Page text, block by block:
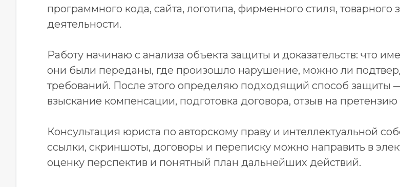
программного кода, сайта, логотипа, фирменного стиля, товарного
деятельности.
Работу начинаю с анализа объекта защиты и доказательств: что
они были переданы, где произошло нарушение, можно ли
требований. После этого определяю подходящий способ защиты
взыскание компенсации, подготовка договора, отзыв на
Консультация юриста по авторскому праву и интеллектуальной
ссылки, скриншоты, договоры и переписку можно направить в
оценку перспектив и понятный план дальнейших действий.